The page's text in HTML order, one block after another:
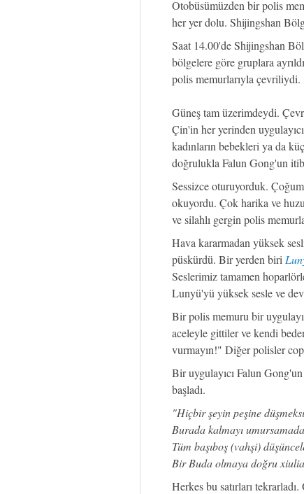
Otobüsümüzden bir polis
her yer dolu. Shijingshan
Saat 14.00'de Shijingshan
bölgelere göre gruplara
polis memurlarıyla çevriliydi.
Güneş tam üzerimdeydi.
Çin'in her yerinden
kadınların bebekleri ya da
doğrulukla Falun Gong'un
Sessizce oturuyorduk.
okuyordu. Çok harika ve
ve silahlı gergin polis
Hava kararmadan yüksek
püskürdü. Bir yerden biri
Seslerimiz tamamen
Lunyü'yü yüksek sesle ve
Bir polis memuru bir
aceleyle gittiler ve kendi
vurmayın!" Diğer polisler
Bir uygulayıcı Falun
başladı.
"Hiçbir şeyin peşine
Burada kalmayı
Tüm başıboş (vahşi)
Bir Buda olmaya doğru
Herkes bu satırları